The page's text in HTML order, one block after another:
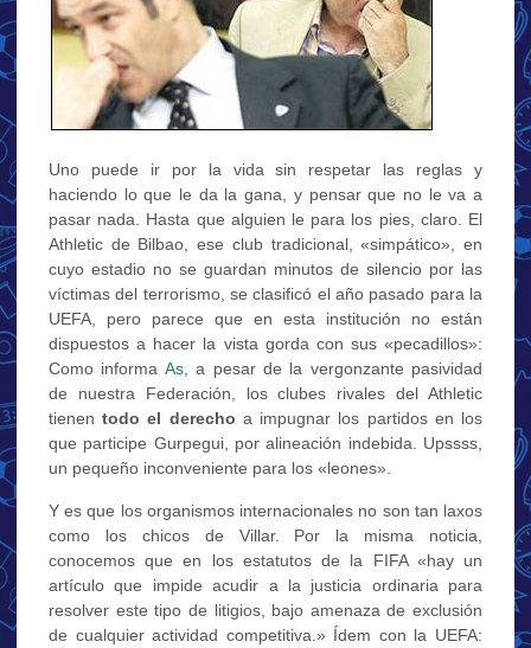
Uno puede ir por la vida sin respetar las reglas y
haciendo lo que le da la gana, y pensar que no le va a
pasar nada. Hasta que alguien le para los pies, claro. El
Athletic de Bilbao, ese club tradicional, «simpático», en
cuyo estadio no se guardan minutos de silencio por las
víctimas del terrorismo, se clasificó el año pasado para la
UEFA, pero parece que en esta institución no están
dispuestos a hacer la vista gorda con sus «pecadillos»:
Como informa As, a pesar de la vergonzante pasividad
de nuestra Federación, los clubes rivales del Athletic
tienentodo el derecho a impugnar los partidos en los
que participe Gurpegui, por alineación indebida. Upssss,
un pequeño inconveniente para los «leones».
Y es que los organismos internacionales no son tan laxos
como los chicos de Villar. Por la misma noticia,
conocemos que en los estatutos de la FIFA «hay un
artículo que impide acudir a la justicia ordinaria para
resolver este tipo de litigios, bajo amenaza de exclusión
de cualquier actividad competitiva.» Ídem con la UEFA: